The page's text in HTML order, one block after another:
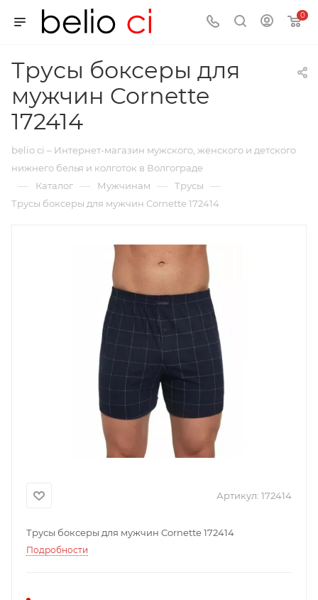
0
Трусы боксеры для
мужчин Cornette
172414
belio ci – Интернет-магазин мужского, женского и детского
нижнего белья и колготок в Волгограде
— Каталог — Мужчинам — Трусы —
Трусы боксеры для мужчин Cornette 172414
Артикул: 172414
Трусы боксеры для мужчин Cornette 172414
Подробности